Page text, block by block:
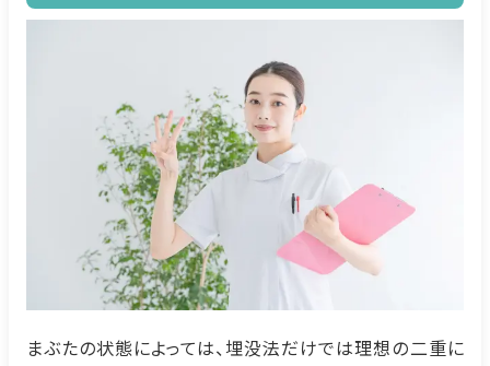
まぶたの状態によっては、埋没法だけでは理想の二重に